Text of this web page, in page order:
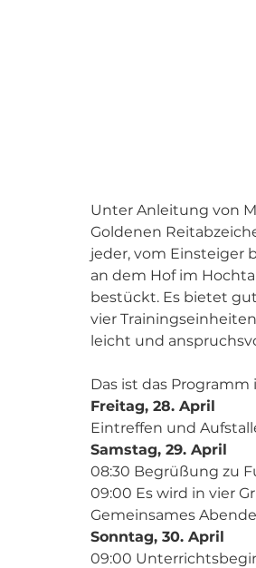
Unter Anleitung von
Goldenen
jeder, vom Einsteiger
an dem Hof im
bestückt. Es bietet
vier
leicht und
Das ist das Programm
Freitag, 28. April
Eintreffen und
Samstag, 29. April
08:30 Begrüßung zu
09:00 Es wird in vier
Gemeinsames
Sonntag, 30. April
09:00